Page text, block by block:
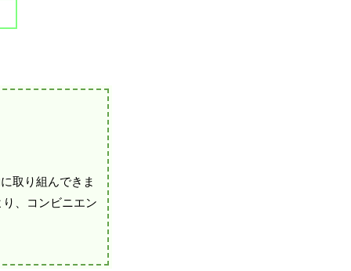
取り組んできま
、コンビニエン